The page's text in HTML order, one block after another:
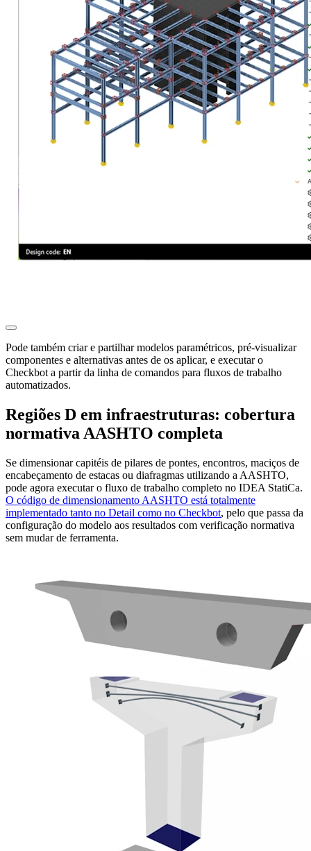
Pode também criar e partilhar modelos paramétricos, pré-visualizar
componentes e alternativas antes de os aplicar, e executar o
Checkbot a partir da linha de comandos para fluxos de trabalho
automatizados.
Regiões D em infraestruturas: cobertura
normativa AASHTO completa
Se dimensionar capitéis de pilares de pontes, encontros, maciços de
encabeçamento de estacas ou diafragmas utilizando a AASHTO,
pode agora executar o fluxo de trabalho completo no IDEA StatiCa.
O código de dimensionamento AASHTO está totalmente
implementado tanto no Detail como no Checkbot, pelo que passa da
configuração do modelo aos resultados com verificação normativa
sem mudar de ferramenta.